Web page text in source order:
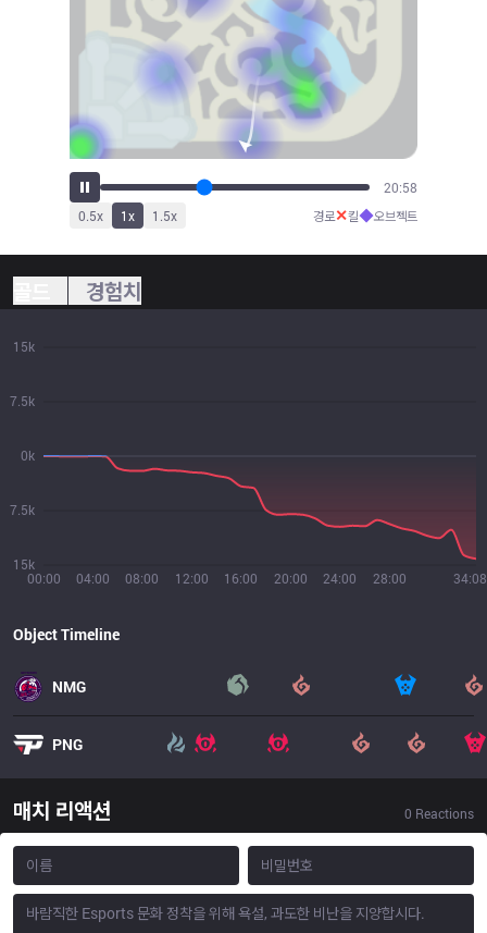
23:24
0.5x 1x 1.5x 경로✕킬◆오브젝트
경험치
00:00 04:00 08:00 12:00 16:00 20:00 24:00 28:00 34:08
15k
7.5k
0k
7.5k
15k
Object Timeline
NMG
PNG
매치 리액션 0 Reactions